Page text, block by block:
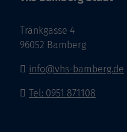
Tränkgasse 4
96052 Bamberg
info@vhs-bamberg.de
Tel: 0951 871108